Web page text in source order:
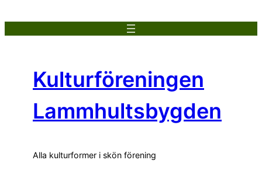
Kulturföreningen
Lammhultsbygden
Alla kulturformer i skön förening